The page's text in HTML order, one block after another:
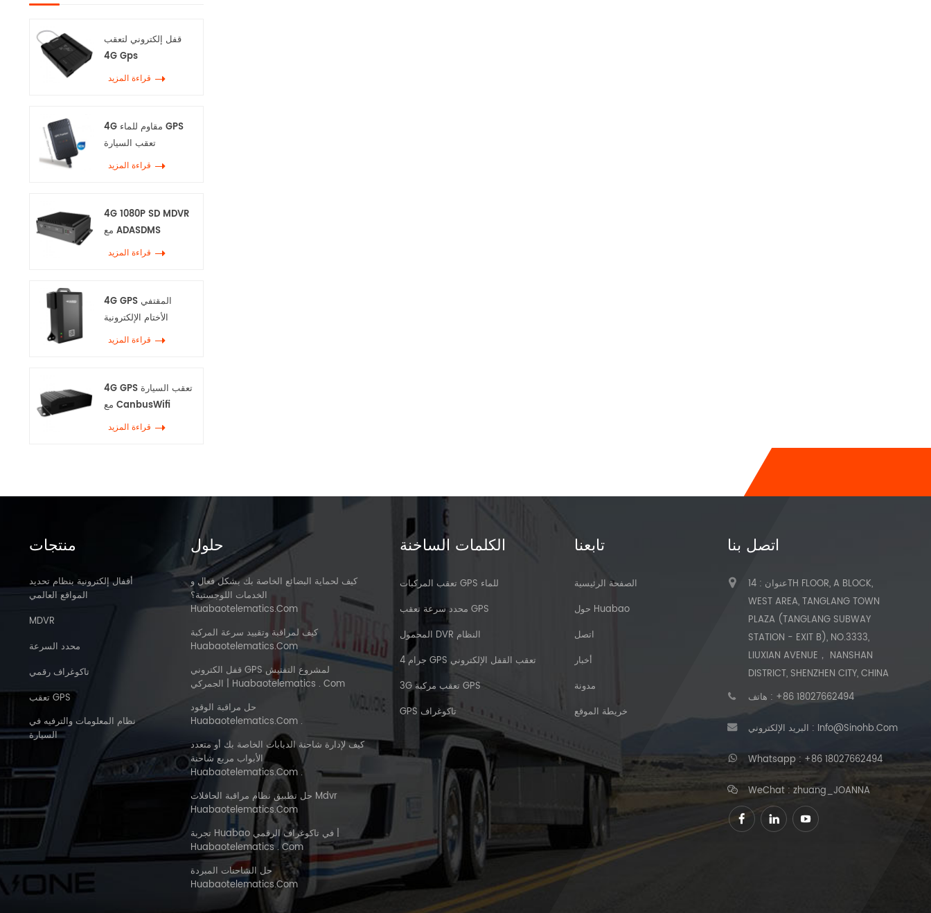
قفل إلكتروني لتعقب
4G Gps
قراءة المزيد
4G مقاوم للماء GPS
تعقب السيارة
قراءة المزيد
4G 1080P SD MDVR
مع ADASDMS
قراءة المزيد
4G GPS المقتفي
الأختام الإلكترونية
قراءة المزيد
4G GPS تعقب السيارة
مع CanbusWifi
قراءة المزيد
منتجات
أقفال إلكترونية بنظام تحديد
المواقع العالمي
MDVR
محدد السرعة
تاكوغراف رقمي
تعقب GPS
نظام المعلومات والترفيه في
السيارة
حلول
كيف لحماية البضائع الخاصة بك بشكل فعال و
الخدمات اللوجستية؟
Huabaotelematics.com
كيف لمراقبة وتقييد سرعة المركبة
Huabaotelematics.com
قفل الكتروني GPS لمشروع التفتيش
الجمركي | Huabaotelematics . Com
حل مراقبة الوقود
Huabaotelematics.com .
كيف لإدارة شاحنة الدبابات الخاصة بك أو متعدد
الأبواب مربع شاحنة
Huabaotelematics.com .
حل تطبيق نظام مراقبة الحافلات Mdvr
Huabaotelematics.com
تجربة Huabao في تاكوغراف الرقمي |
Huabaotelematics . Com
حل الشاحنات المبردة
Huabaotelematics.com
الكلمات الساخنة
تعقب المركبات GPS للماء
محدد سرعة تعقب GPS
المحمول DVR النظام
4 جرام GPS تعقب القفل الإلكتروني
3G تعقب مركبة GPS
GPS تاكوغراف
تابعنا
الصفحة الرئيسية
حول Huabao
اتصل
أخبار
مدونة
خريطة الموقع
اتصل بنا
عنوان : 14TH FLOOR, A BLOCK,
WEST AREA, TANGLANG TOWN
PLAZA (TANGLANG SUBWAY
STATION - EXIT B), NO.3333,
LIUXIAN AVENUE， NANSHAN
DISTRICT, SHENZHEN CITY, CHINA
هاتف : +86 18027662494
البريد الإلكتروني : Info@sinohb.com
Whatsapp : +86 18027662494
WeChat : zhuang_JOANNA